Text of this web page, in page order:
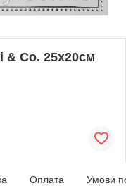
& Co. 25х20см
Оплата Умови